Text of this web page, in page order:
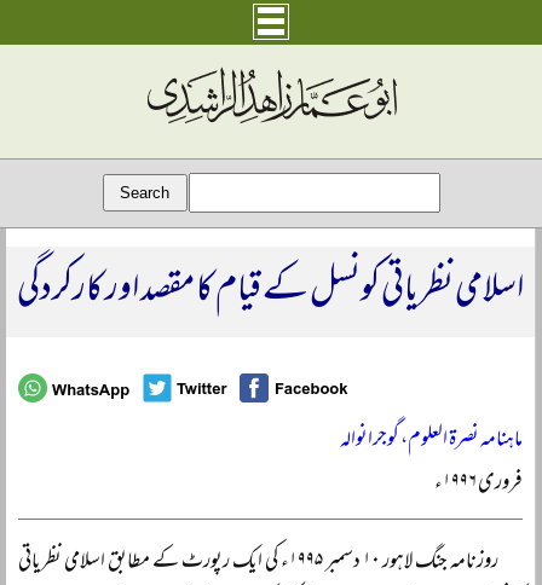
اسلامی نظریاتی کونسل کے قیام کا مقصد اور کارکردگی
ماہنامہ نصرۃ العلوم، گوجرانوالہ
فروری ۱۹۹۶ء
روزنامہ جنگ لاہور ۱۰ دسمبر ۱۹۹۵ء کی ایک رپورٹ کے مطابق اسلامی نظریاتی